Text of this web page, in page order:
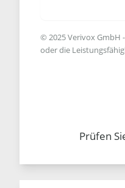
© 2025 Verivox GmbH
oder die
Prüfen